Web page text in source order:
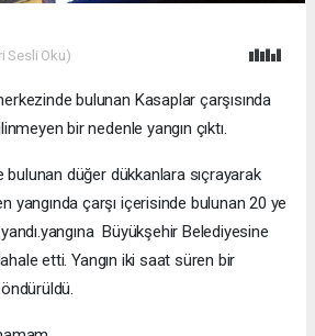
Sesli Oku)
bulunan Kasaplar çarşısında
bir nedenle yangın çıktı.
bulunan düğer dükkanlara sıçrayarak
yangında çarşı içerisinde bulunan 20 ye
Büyükşehir Belediyesine
etti. Yangın iki saat süren bir